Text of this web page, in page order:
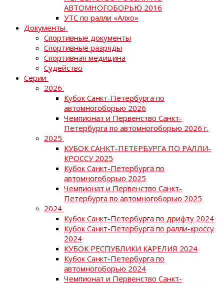
АВТОМНОГОБОРЬЮ 2016
УТС по ралли «Алхо»
Документы
Спортивные документы
Спортивные разряды
Спортивная медицина
Судейство
Серии
2026
Кубок Санкт-Петербурга по
автомногоборью 2026
Чемпионат и Первенство Санкт-
Петербурга по автомногоборью 2026 г.
2025
КУБОК САНКТ-ПЕТЕРБУРГА ПО РАЛЛИ-
КРОССУ 2025
Кубок Санкт-Петербурга по
автомногоборью 2025
Чемпионат и Первенство Санкт-
Петербурга по автомногоборью 2025
2024
Кубок Санкт-Петербурга по дрифту 2024
Кубок Санкт-Петербурга по ралли-кроссу
2024
КУБОК РЕСПУБЛИКИ КАРЕЛИЯ 2024
Кубок Санкт-Петербурга по
автомногоборью 2024
Чемпионат и Первенство Санкт-